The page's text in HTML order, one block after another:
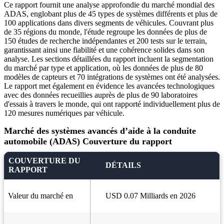
Ce rapport fournit une analyse approfondie du marché mondial des
ADAS, englobant plus de 45 types de systèmes différents et plus de
100 applications dans divers segments de véhicules. Couvrant plus
de 35 régions du monde, l'étude regroupe les données de plus de
150 études de recherche indépendantes et 200 tests sur le terrain,
garantissant ainsi une fiabilité et une cohérence solides dans son
analyse. Les sections détaillées du rapport incluent la segmentation
du marché par type et application, où les données de plus de 80
modèles de capteurs et 70 intégrations de systèmes ont été analysées.
Le rapport met également en évidence les avancées technologiques
avec des données recueillies auprès de plus de 90 laboratoires
d'essais à travers le monde, qui ont rapporté individuellement plus de
120 mesures numériques par véhicule.
Marché des systèmes avancés d’aide à la conduite
automobile (ADAS) Couverture du rapport
COUVERTURE DU
RAPPORT
DÉTAILS
Valeur du marché en USD 0.07 Milliards en 2026